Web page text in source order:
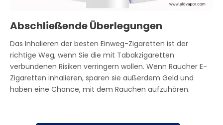
Abschließende Überlegungen
Das Inhalieren der besten Einweg-Zigaretten ist der
richtige Weg, wenn Sie die mit Tabakzigaretten
verbundenen Risiken verringern wollen. Wenn Raucher E-
Zigaretten inhalieren, sparen sie außerdem Geld und
haben eine Chance, mit dem Rauchen aufzuhören.